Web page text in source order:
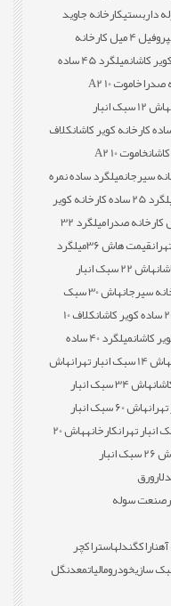
داربستیکارخانه جاوید
پروفیل 4 میل کارخانه
میلگرد 45 ساده
خاموت 10 A2
هاش 12 سبک انبار
کلاف
خاموت 10 A2
میلگرد ساده نمره
میلگرد 25 ساده کارخانه کویر
میلگرد 32
قیمت هاش 36
میلگرد
هاش 22 سبک انبار
هاش 30 سبک
کلاف 10
میلگرد 40 ساده
هاش 14 سبک انبار تهران
هاش
هاش 34 سبک انبار
هاش 60 سبک انبار
کارخانه
هاش 20
هاش 26 سبک انبار
دلارورق
صنعت سوله
اراکگندلهاستراکچر
سازیخودرومالیاتمعدنگل